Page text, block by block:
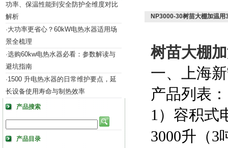
功率、保温性能到安全防护全维度对比
解析
·大功率更省心？60kW电热水器适用场
景全梳理
·选购60kw电热水器必看：参数解读与
避坑指南
·1500 升电热水器的日常维护要点，延
长设备使用寿命与制热效率
产品搜索
产品目录
NP3000-30树苗大棚加温
树苗大棚
一、上海
产品列表：
1）容积式
3000升（3